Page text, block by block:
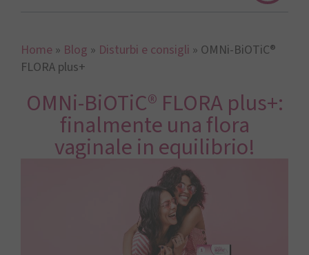
Home » Blog » Disturbi e consigli » OMNi-BiOTiC®
FLORA plus+
OMNi-BiOTiC® FLORA plus+:
finalmente una flora
vaginale in equilibrio!